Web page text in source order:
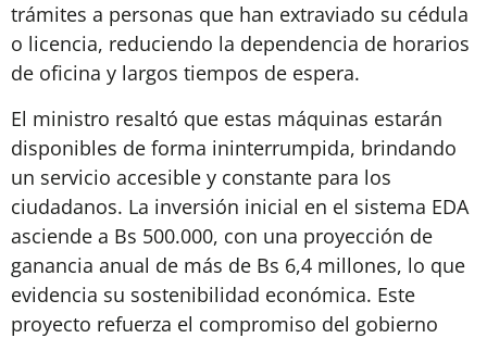
trámites a personas que han extraviado su cédula
o licencia, reduciendo la dependencia de horarios
de oficina y largos tiempos de espera.
El ministro resaltó que estas máquinas estarán
disponibles de forma ininterrumpida, brindando
un servicio accesible y constante para los
ciudadanos. La inversión inicial en el sistema EDA
asciende a Bs 500.000, con una proyección de
ganancia anual de más de Bs 6,4 millones, lo que
evidencia su sostenibilidad económica. Este
proyecto refuerza el compromiso del gobierno